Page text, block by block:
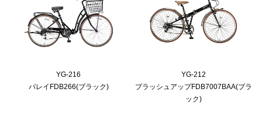
YG-216
バレイFDB266(ブラック)
YG-212
ブラッシュアップFDB7007BAA(ブラ
ック)